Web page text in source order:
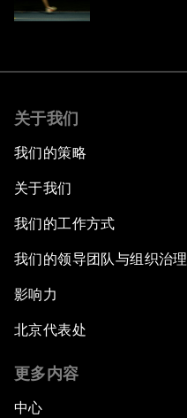
关于我们
我们的策略
关于我们
我们的工作方式
我们的领导团队与组织治理
影响力
北京代表处
更多内容
中心